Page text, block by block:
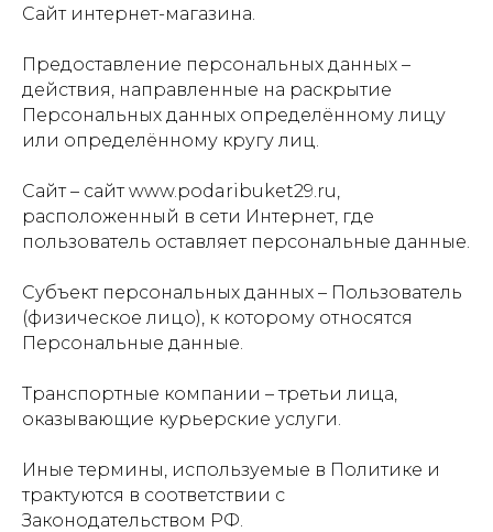
Сайт интернет-магазина.
Предоставление персональных данных –
действия, направленные на раскрытие
Персональных данных определённому лицу
или определённому кругу лиц.
Сайт – сайт www.podaribuket29.ru,
расположенный в сети Интернет, где
пользователь оставляет персональные данные.
Субъект персональных данных – Пользователь
(физическое лицо), к которому относятся
Персональные данные.
Транспортные компании – третьи лица,
оказывающие курьерские услуги.
Иные термины, используемые в Политике и
трактуются в соответствии с
Законодательством РФ.